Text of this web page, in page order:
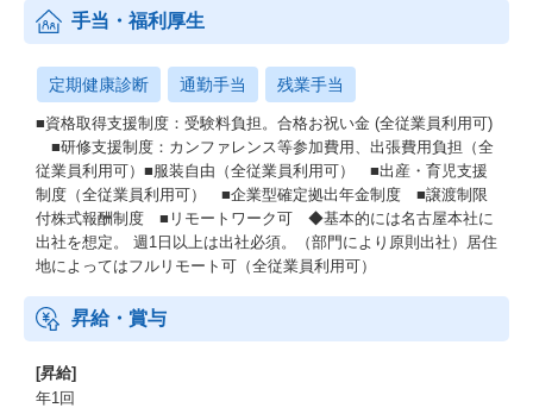
手当・福利厚生
定期健康診断 通勤手当 残業手当
■資格取得支援制度：受験料負担。合格お祝い金 (全従業員利用可)
■研修支援制度：カンファレンス等参加費用、出張費用負担（全
従業員利用可）■服装自由（全従業員利用可） ■出産・育児支援
制度（全従業員利用可） ■企業型確定拠出年金制度 ■譲渡制限
付株式報酬制度 ■リモートワーク可 ◆基本的には名古屋本社に
出社を想定。 週1日以上は出社必須。（部門により原則出社）居住
地によってはフルリモート可（全従業員利用可）
昇給・賞与
[昇給]
年1回